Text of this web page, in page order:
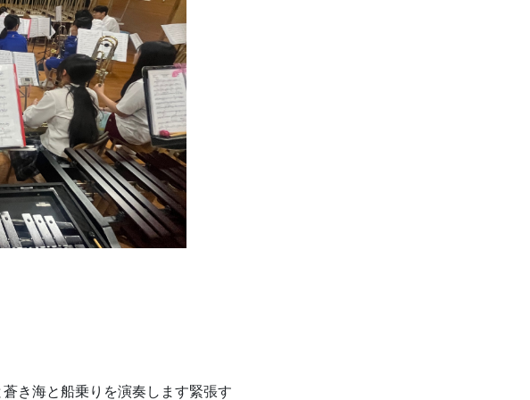
き海と船乗りを演奏します緊張す